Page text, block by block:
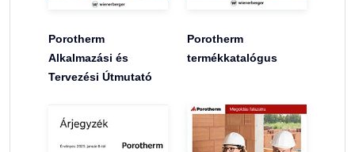
Porotherm
Alkalmazási és
Tervezési Útmutató
Porotherm
termékkatalógus